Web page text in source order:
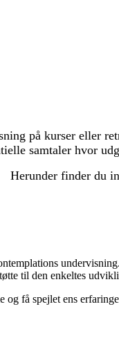
på kurser eller
samtaler hvor
Herunder finder du
undervisning.
til den enkeltes
få spejlet ens